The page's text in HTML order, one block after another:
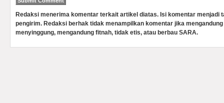
Redaksi menerima komentar terkait artikel diatas. Isi komentar menjadi
pengirim. Redaksi berhak tidak menampilkan komentar jika
menyinggung, mengandung fitnah, tidak etis, atau berbau SARA.